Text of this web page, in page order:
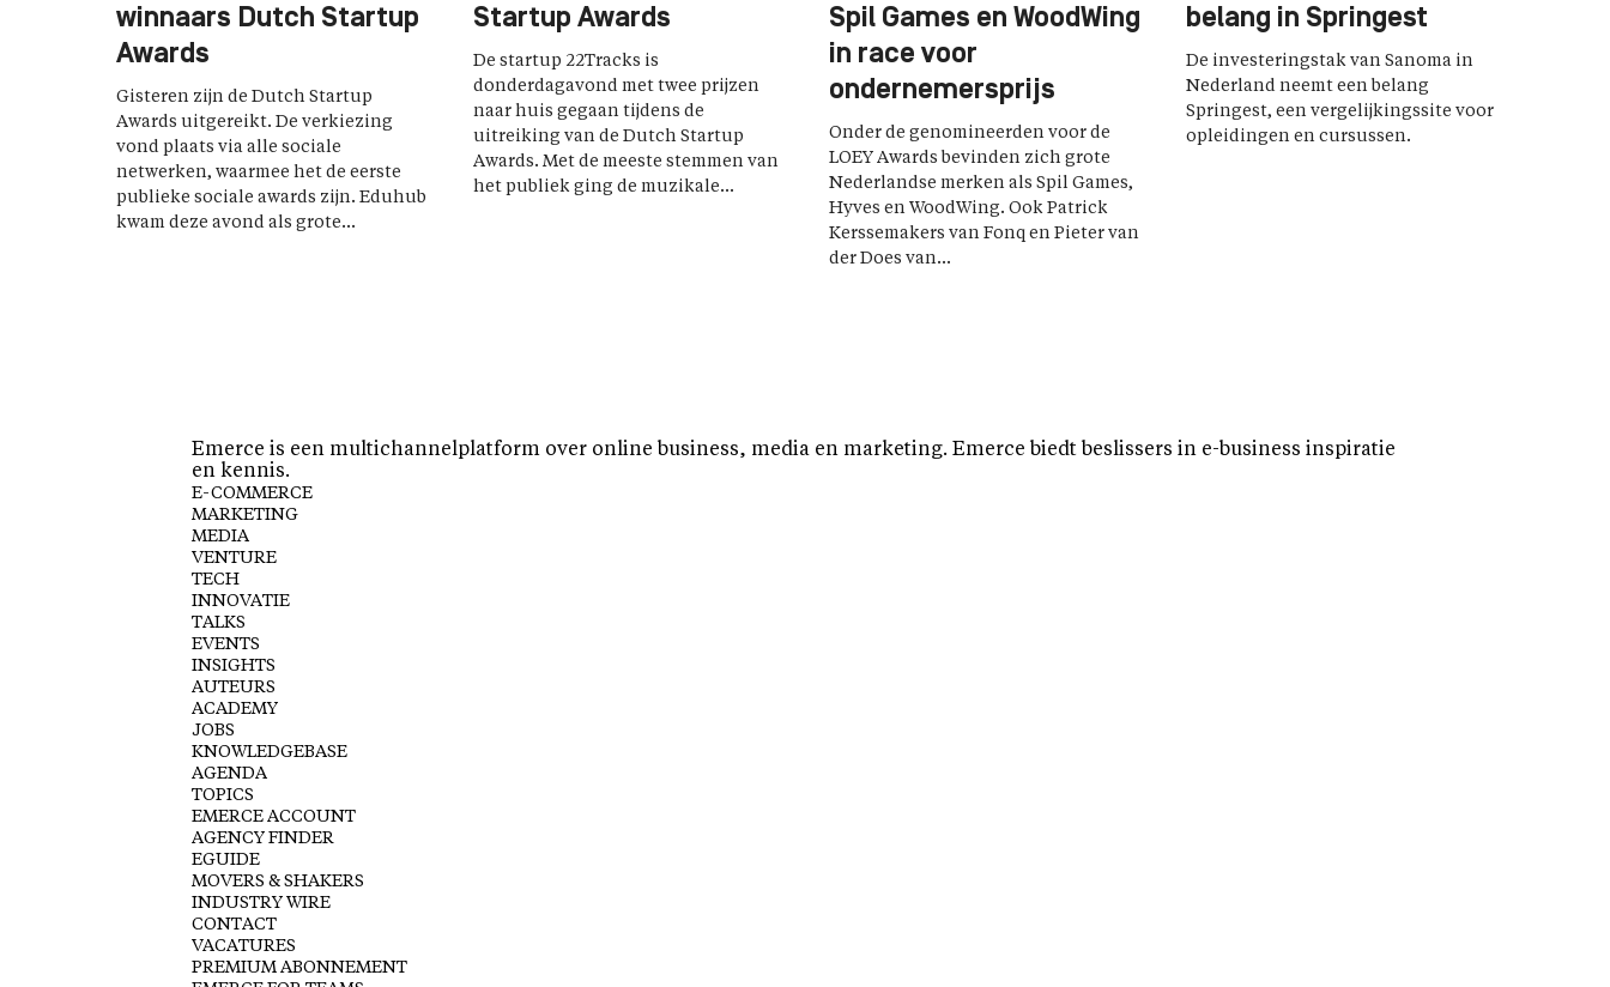
winnaars Dutch Startup
Awards
Gisteren zijn de Dutch Startup
Awards uitgereikt. De verkiezing
vond plaats via alle sociale
netwerken, waarmee het de eerste
publieke sociale awards zijn. Eduhub
kwam deze avond als grote...
Startup Awards
De startup 22Tracks is
donderdagavond met twee prijzen
naar huis gegaan tijdens de
uitreiking van de Dutch Startup
Awards. Met de meeste stemmen van
het publiek ging de muzikale...
Spil Games en WoodWing
in race voor
ondernemersprijs
Onder de genomineerden voor de
LOEY Awards bevinden zich grote
Nederlandse merken als Spil Games,
Hyves en WoodWing. Ook Patrick
Kerssemakers van Fonq en Pieter van
der Does van...
belang in Springest
De investeringstak van Sanoma in
Nederland neemt een belang
Springest, een vergelijkingssite voor
opleidingen en cursussen.
Emerce is een multichannelplatform over online business, media en marketing. Emerce biedt beslissers in e-business inspiratie
en kennis.
E-COMMERCE
MARKETING
MEDIA
VENTURE
TECH
INNOVATIE
TALKS
EVENTS
INSIGHTS
AUTEURS
ACADEMY
JOBS
KNOWLEDGEBASE
AGENDA
TOPICS
EMERCE ACCOUNT
AGENCY FINDER
EGUIDE
MOVERS & SHAKERS
INDUSTRY WIRE
CONTACT
VACATURES
PREMIUM ABONNEMENT